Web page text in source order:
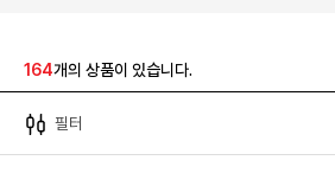
164개의 상품이 있습니다.
필터